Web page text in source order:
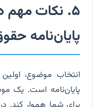
۵. نکات
پایان‌نامه
انتخاب موضوع،
پایان‌نامه است. یک